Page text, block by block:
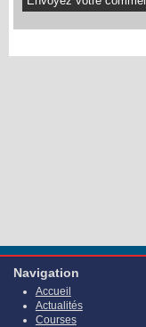
Navigation
Accueil
Actualités
Courses